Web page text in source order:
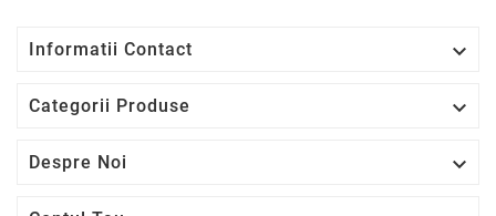
Informatii Contact 
Categorii Produse 
Despre Noi 